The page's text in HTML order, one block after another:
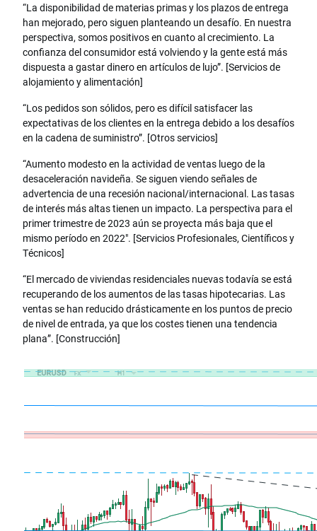
“La disponibilidad de materias primas y los plazos de entrega
han mejorado, pero siguen planteando un desafío. En nuestra
perspectiva, somos positivos en cuanto al crecimiento. La
confianza del consumidor está volviendo y la gente está más
dispuesta a gastar dinero en artículos de lujo”. [Servicios de
alojamiento y alimentación]
“Los pedidos son sólidos, pero es difícil satisfacer las
expectativas de los clientes en la entrega debido a los desafíos
en la cadena de suministro”. [Otros servicios]
“Aumento modesto en la actividad de ventas luego de la
desaceleración navideña. Se siguen viendo señales de
advertencia de una recesión nacional/internacional. Las tasas
de interés más altas tienen un impacto. La perspectiva para el
primer trimestre de 2023 aún se proyecta más baja que el
mismo período en 2022". [Servicios Profesionales, Científicos y
Técnicos]
“El mercado de viviendas residenciales nuevas todavía se está
recuperando de los aumentos de las tasas hipotecarias. Las
ventas se han reducido drásticamente en los puntos de precio
de nivel de entrada, ya que los costes tienen una tendencia
plana”. [Construcción]